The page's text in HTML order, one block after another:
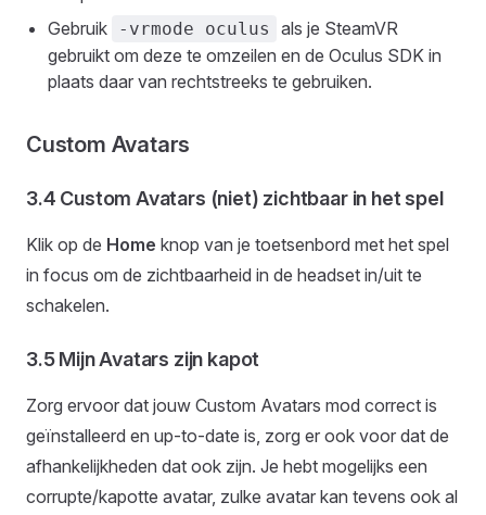
Gebruik
-vrmode oculus
als je SteamVR
gebruikt om deze te omzeilen en de Oculus SDK in
plaats daar van rechtstreeks te gebruiken.
Custom Avatars
3.4 Custom Avatars (niet) zichtbaar in het spel
Klik op de Home knop van je toetsenbord met het spel
in focus om de zichtbaarheid in de headset in/uit te
schakelen.
3.5 Mijn Avatars zijn kapot
Zorg ervoor dat jouw Custom Avatars mod correct is
geïnstalleerd en up-to-date is, zorg er ook voor dat de
afhankelijkheden dat ook zijn. Je hebt mogelijks een
corrupte/kapotte avatar, zulke avatar kan tevens ook al